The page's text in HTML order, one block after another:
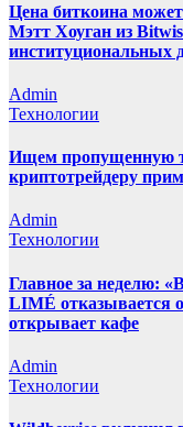
Цена биткоина
Мэтт Хоуган из
институциональных
Admin
Технологии
Ищем пропущенную
криптотрейдеру
Admin
Технологии
Главное за неделю:
LIMÉ отказывается
открывает кафе
Admin
Технологии